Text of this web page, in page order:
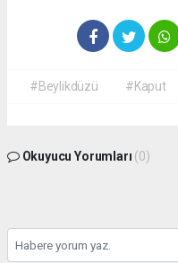
#Beylikdüzü #Kaput
Okuyucu Yorumları (0)